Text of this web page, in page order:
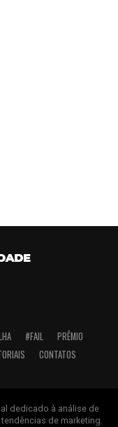
#FAIL
PRÊMIO
CONTATOS
dedicado à análise de
de marketing.